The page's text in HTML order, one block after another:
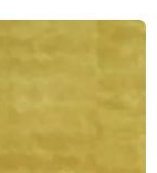
quân đội
luận với Bộ